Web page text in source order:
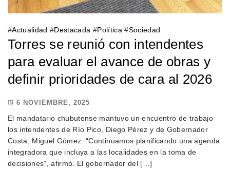
#Actualidad #Destacada #Política #Sociedad
Torres se reunió con intendentes
para evaluar el avance de obras y
definir prioridades de cara al 2026
6 NOVIEMBRE, 2025
El mandatario chubutense mantuvo un encuentro de trabajo
los intendentes de Río Pico, Diego Pérez y de Gobernador
Costa, Miguel Gómez. “Continuamos planificando una agenda
integradora que incluya a las localidades en la toma de
decisiones”, afirmó. El gobernador del […]